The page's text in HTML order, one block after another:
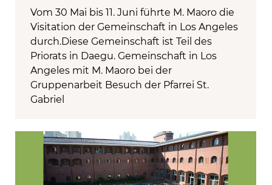
Vom 30 Mai bis 11. Juni führte M. Maoro die
Visitation der Gemeinschaft in Los Angeles
durch.Diese Gemeinschaft ist Teil des
Priorats in Daegu. Gemeinschaft in Los
Angeles mit M. Maoro bei der
Gruppenarbeit Besuch der Pfarrei St.
Gabriel